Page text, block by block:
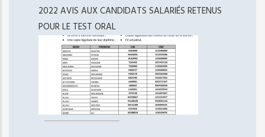
2022 AVIS AUX CANDIDATS SALARIÉS RETENUS
POUR LE TEST ORAL